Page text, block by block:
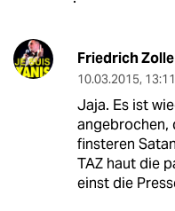
Friedrich
10.03.2015,
Jaja. Es ist
angebrochen,
finsteren
TAZ haut die
einst die